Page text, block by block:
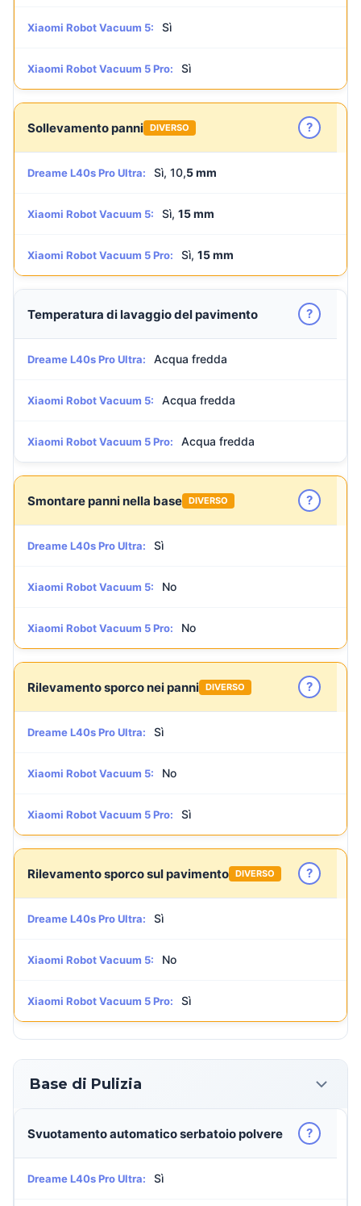
Xiaomi Robot Vacuum 5: Sì
Xiaomi Robot Vacuum 5 Pro: Sì
Sollevamento panni DIVERSO ?
Dreame L40s Pro Ultra: Sì, 10,5 mm
Xiaomi Robot Vacuum 5: Sì, 15 mm
Xiaomi Robot Vacuum 5 Pro: Sì, 15 mm
Temperatura di lavaggio del pavimento ?
Dreame L40s Pro Ultra: Acqua fredda
Xiaomi Robot Vacuum 5: Acqua fredda
Xiaomi Robot Vacuum 5 Pro: Acqua fredda
Smontare panni nella base DIVERSO ?
Dreame L40s Pro Ultra: Sì
Xiaomi Robot Vacuum 5: No
Xiaomi Robot Vacuum 5 Pro: No
Rilevamento sporco nei panni DIVERSO ?
Dreame L40s Pro Ultra: Sì
Xiaomi Robot Vacuum 5: No
Xiaomi Robot Vacuum 5 Pro: Sì
Rilevamento sporco sul pavimento DIVERSO ?
Dreame L40s Pro Ultra: Sì
Xiaomi Robot Vacuum 5: No
Xiaomi Robot Vacuum 5 Pro: Sì
Base di Pulizia
Svuotamento automatico serbatoio polvere ?
Dreame L40s Pro Ultra: Sì